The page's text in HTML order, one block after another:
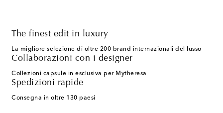
The finest edit in luxury
La migliore selezione di oltre 200 brand internazionali del lusso
Collaborazioni con i designer
Collezioni capsule in esclusiva per Mytheresa
Spedizioni rapide
Consegna in oltre 130 paesi